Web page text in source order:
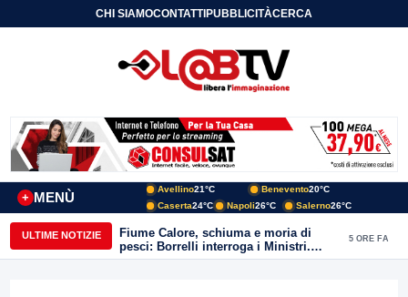
CHI SIAMOCONTATTIPUBBLICITÀCERCA
MENÙ
+
Avellino21°C Benevento20°C
Caserta24°C Napoli26°C Salerno26°C
ULTIME NOTIZIE
Fiume Calore, schiuma e moria di
pesci: Borrelli interroga i Ministri.
“Benevento paga l’assenza del
5 ORE FA